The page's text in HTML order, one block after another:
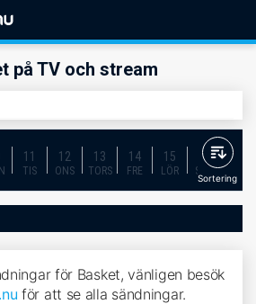
på TV och stream
11
TIS
12
ONS
13
TORS
14
FRE
15
LÖR
16
SÖN
Sortering
för Basket, vänligen besök
för att se alla sändningar.